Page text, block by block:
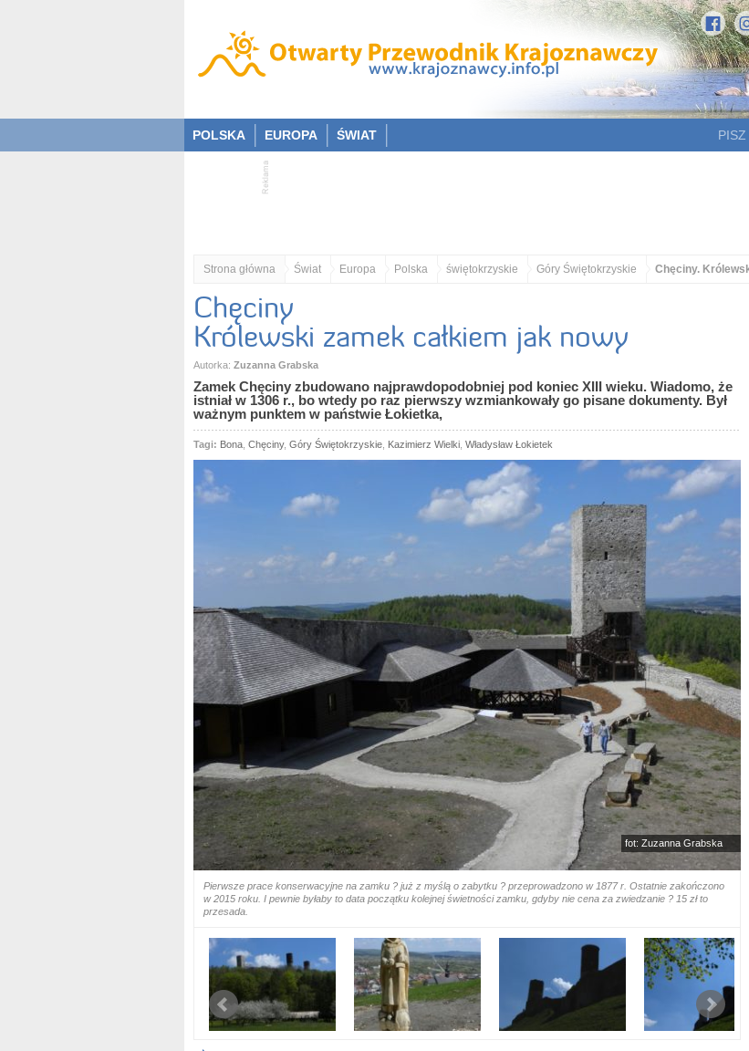
POLSKA EUROPA ŚWIAT
Strona główna Świat Europa Polska świętokrzyskie Góry Świętokrzyskie Chęciny.
Chęciny
Królewski zamek całkiem jak nowy
Autorka: Zuzanna Grabska
Zamek Chęciny zbudowano najprawdopodobniej pod koniec XIII wieku. Wiadomo, że
istniał w 1306 r., bo wtedy po raz pierwszy wzmiankowały go pisane dokumenty. Był
ważnym punktem w państwie Łokietka,
Tagi: Bona Chęciny, Góry Świętokrzyskie Kazimierz Wielki Władysław Łokietek
fot: Zuzanna Grabska
Pierwsze prace konserwacyjne na zamku ? już z myślą o zabytku ? przeprowadzono w 1877 r. Ostatnie zakończono
w 2015 roku. I pewnie byłaby to data początku kolejnej świetności zamku, gdyby nie cena za zwiedzanie ? 15 zł to
przesada.